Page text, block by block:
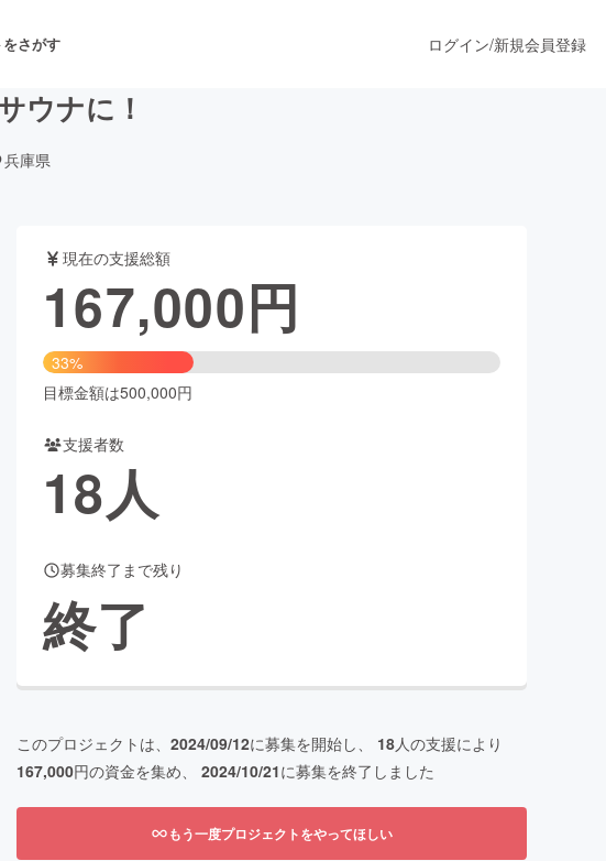
さがす
フォーマンス
食店 ファッション
画
ー・ヘルスケア
ィ
ログイン/新規会員登録
ウナに！
兵庫県
現在の支援総額
167,000円
33%
目標金額は500,000円
支援者数
18人
募集終了まで残り
終了
このプロジェクトは、 2024/09/12に募集を開始し、 18人の支援により
167,000円の資金を集め、 2024/10/21に募集を終了しました
もう一度プロジェクトをやってほしい